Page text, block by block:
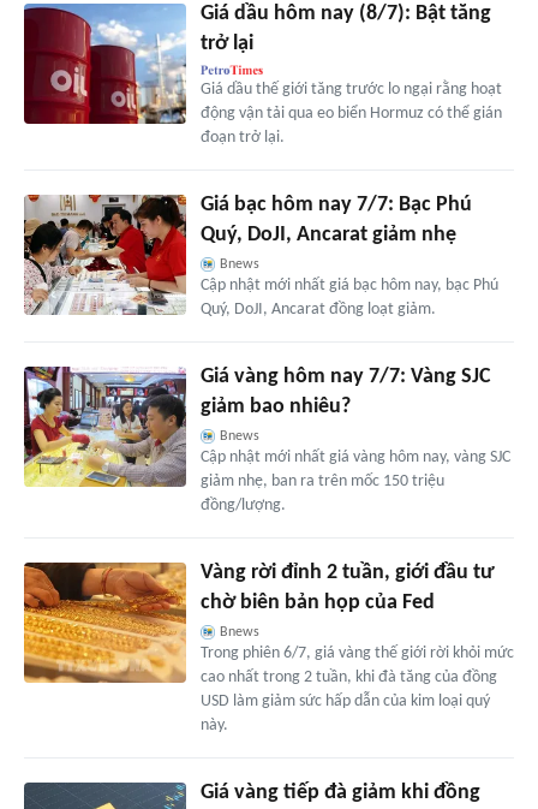
Giá dầu hôm nay (8/7): Bật tăng
trở lại
Giá dầu thế giới tăng trước lo ngại rằng hoạt
động vận tải qua eo biển Hormuz có thể gián
đoạn trở lại.
Giá bạc hôm nay 7/7: Bạc Phú
Quý, DoJI, Ancarat giảm nhẹ
Bnews
Cập nhật mới nhất giá bạc hôm nay, bạc Phú
Quý, DoJI, Ancarat đồng loạt giảm.
Giá vàng hôm nay 7/7: Vàng SJC
giảm bao nhiêu?
Bnews
Cập nhật mới nhất giá vàng hôm nay, vàng SJC
giảm nhẹ, ban ra trên mốc 150 triệu
đồng/lượng.
Vàng rời đỉnh 2 tuần, giới đầu tư
chờ biên bản họp của Fed
Bnews
Trong phiên 6/7, giá vàng thế giới rời khỏi mức
cao nhất trong 2 tuần, khi đà tăng của đồng
USD làm giảm sức hấp dẫn của kim loại quý
này.
Giá vàng tiếp đà giảm khi đồng